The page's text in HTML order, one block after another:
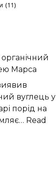
(11)
Марса
вуглець у
порід на
Read